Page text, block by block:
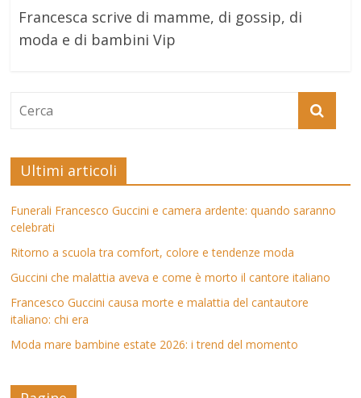
Francesca scrive di mamme, di gossip, di
moda e di bambini Vip
Ultimi articoli
Funerali Francesco Guccini e camera ardente: quando saranno
celebrati
Ritorno a scuola tra comfort, colore e tendenze moda
Guccini che malattia aveva e come è morto il cantore italiano
Francesco Guccini causa morte e malattia del cantautore
italiano: chi era
Moda mare bambine estate 2026: i trend del momento